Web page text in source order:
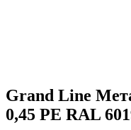
Grand Line
0,45 PE RAL